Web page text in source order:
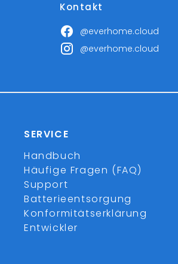
Kontakt
@everhome.cloud
@everhome.cloud
SERVICE
Handbuch
Häufige Fragen (FAQ)
Support
Batterieentsorgung
Konformitätserklärung
Entwickler